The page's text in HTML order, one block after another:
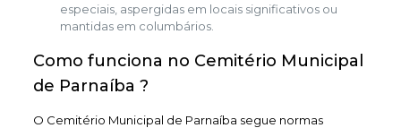
especiais, aspergidas em locais significativos ou
mantidas em columbários.
Como funciona no Cemitério Municipal
de Parnaíba ?
O Cemitério Municipal de Parnaíba segue normas